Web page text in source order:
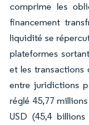
comprime les
financement
liquidité se
plateformes
et les transactions
entre juridictions
réglé 45,77
USD (45,4